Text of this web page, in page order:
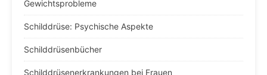
Gewichtsprobleme
Schilddrüse: Psychische Aspekte
Schilddrüsenbücher
Schilddrüsenerkrankungen bei Frauen